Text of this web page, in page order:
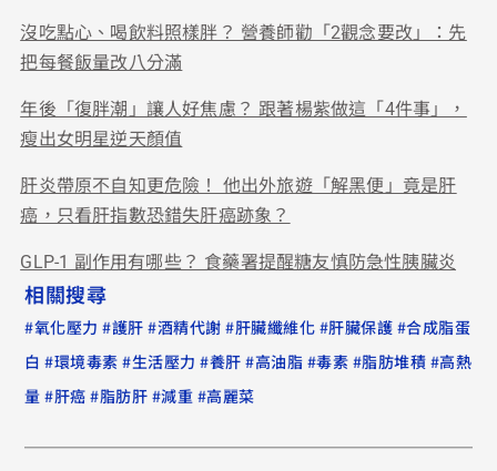
沒吃點心、喝飲料照樣胖？ 營養師勸「2觀念要改」：先
把每餐飯量改八分滿
年後「復胖潮」讓人好焦慮？ 跟著楊紫做這「4件事」，
瘦出女明星逆天顏值
肝炎帶原不自知更危險！ 他出外旅遊「解黑便」竟是肝
癌，只看肝指數恐錯失肝癌跡象？
GLP-1 副作用有哪些？ 食藥署提醒糖友慎防急性胰臟炎
相關搜尋
#氧化壓力 #護肝 #酒精代謝 #肝臟纖維化 #肝臟保護 #合成脂蛋
白 #環境毒素 #生活壓力 #養肝 #高油脂 #毒素 #脂肪堆積 #高熱
量 #肝癌 #脂肪肝 #減重 #高麗菜